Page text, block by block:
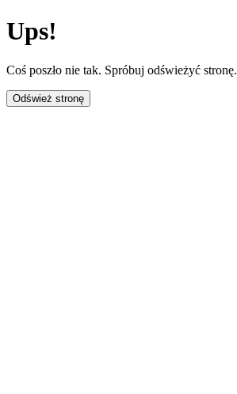
Ups!
Coś poszło nie tak. Spróbuj odświeżyć stronę.
Odśwież stronę